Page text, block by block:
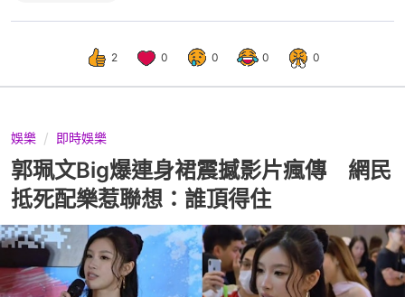
2 0 0 0 0
娛樂 即時娛樂
郭珮文Big爆連身裙震撼影片瘋傳 網民
抵死配樂惹聯想：誰頂得住